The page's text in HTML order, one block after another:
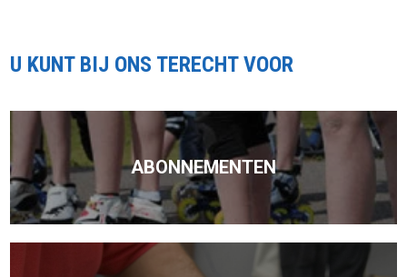
U KUNT BIJ ONS TERECHT VOOR
ABONNEMENTEN